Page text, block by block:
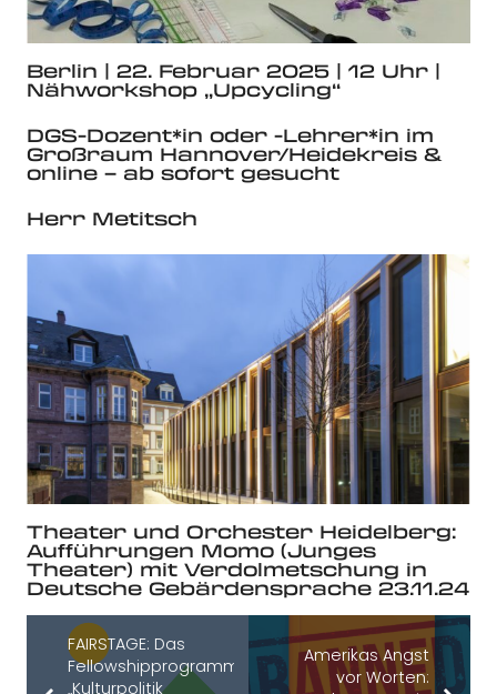
Berlin | 22. Februar 2025 | 12 Uhr |
Nähworkshop „Upcycling“
DGS-Dozent*in oder -Lehrer*in im
Großraum Hannover/Heidekreis &
online – ab sofort gesucht
Herr Metitsch
Theater und Orchester Heidelberg:
Aufführungen Momo (Junges
Theater) mit Verdolmetschung in
Deutsche Gebärdensprache 23.11.24
FAIRSTAGE: Das
Fellowshipprogramm
„Kulturpolitik
Amerikas Angst
vor Worten: